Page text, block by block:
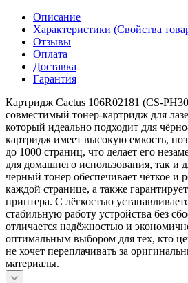
Описание
Характеристики (Свойства
Отзывы
Оплата
Доставка
Гарантия
Картридж Cactus 106R02181 (CS-
совместимый тонер-картридж для
который идеально подходит для
картридж имеет высокую емкость,
до 1000 страниц, что делает его
для домашнего использования, так и
черный тонер обеспечивает чёткое и
каждой странице, а также
принтера. С лёгкостью
стабильную работу устройства без
отличается надёжностью и
оптимальным выбором для тех, кто
не хочет переплачивать за
материалы.